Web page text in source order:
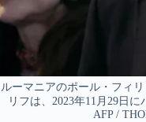
ルーマニアのポール・フィ
リフは、2023年11月29日
AFP /